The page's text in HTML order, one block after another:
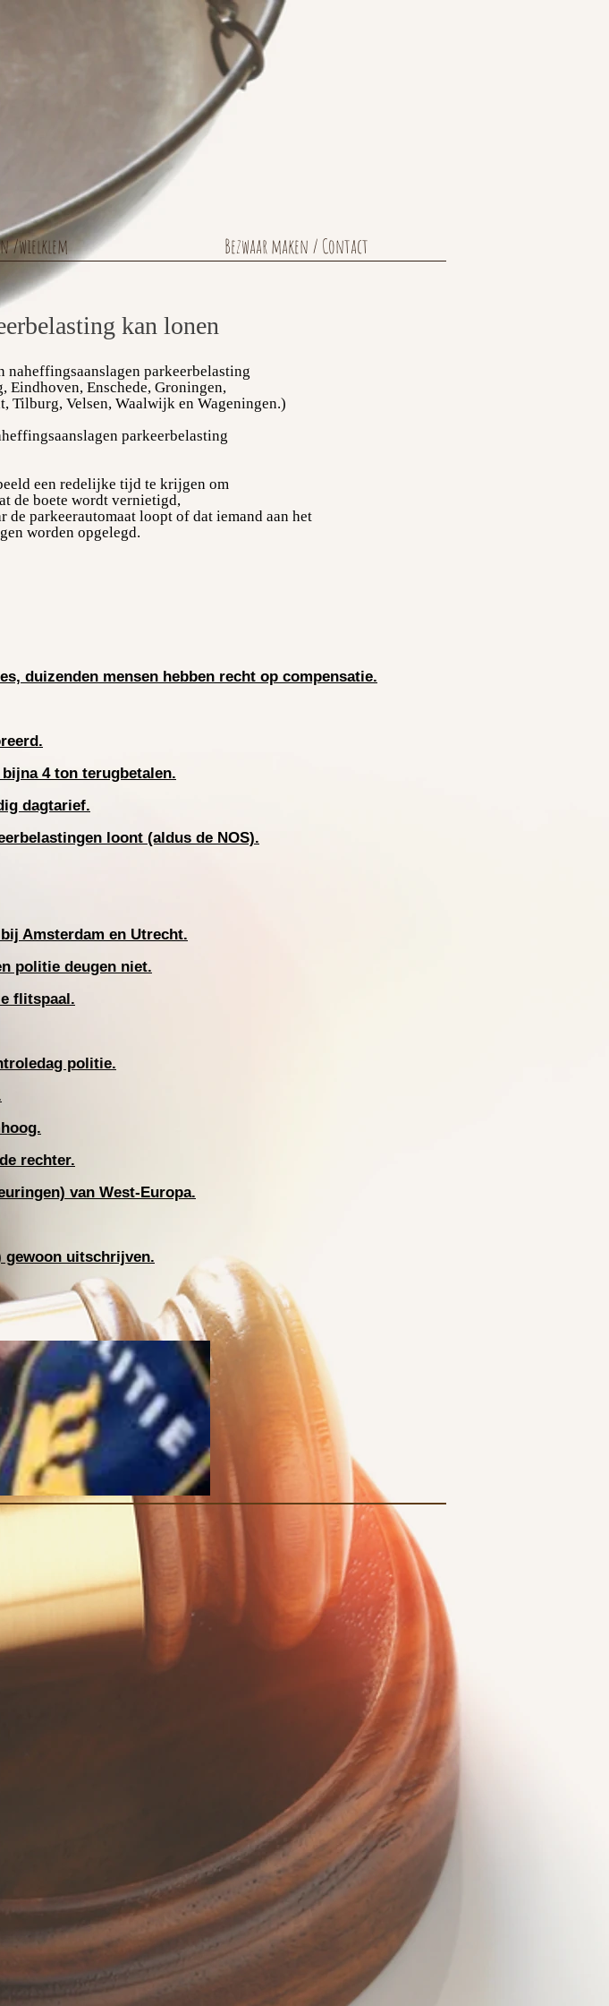
/wielklem Bezwaar maken / Contact
kan lonen
naheffingsaanslagen parkeerbelasting
Eindhoven, Enschede, Groningen,
Tilburg, Velsen, Waalwijk en Wageningen.)
parkeerbelasting
een redelijke tijd te krijgen om
de boete wordt vernietigd,
parkeerautomaat loopt of dat iemand aan het
worden opgelegd.
duizenden mensen hebben recht op compensatie.
4 ton terugbetalen.
dagtarief.
loont (aldus de NOS).
Amsterdam en Utrecht.​
politie deugen niet.
flitspaal.
politie.
rechter.
van West-Europa.
gewoon uitschrijven.